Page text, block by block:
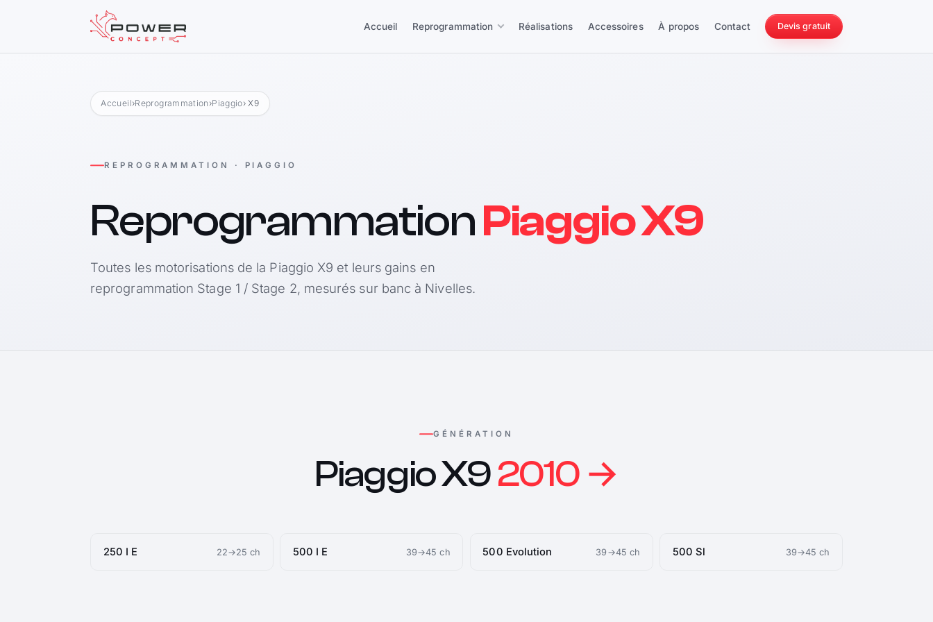
Accueil Reprogrammation Réalisations Accessoires À propos Contact Devis gratuit
Accueil›Reprogrammation ›Piaggio› X9
REPROGRAMMATION · PIAGGIO
ReprogrammationPiaggio X9
Toutes les motorisations de la Piaggio X9 et leurs gains en
reprogrammation Stage 1 / Stage 2, mesurés sur banc à Nivelles.
GÉNÉRATION
Piaggio X92010 →
250 I E 22→25 ch 500 I E 39→45 ch 500 Evolution 39→45 ch 500 Sl 39→45 ch